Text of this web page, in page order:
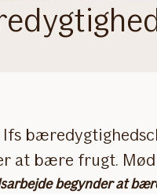
Ifs
at bære frugt. Mød
begynder at